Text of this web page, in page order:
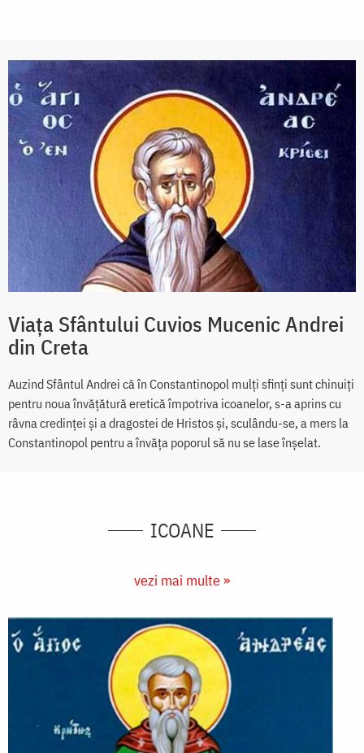
Viața Sfântului Cuvios Mucenic Andrei
din Creta
Auzind Sfântul Andrei că în Constantinopol mulți sfinți sunt chinuiți
pentru noua învățătură eretică împotriva icoanelor, s-a aprins cu
râvna credinței și a dragostei de Hristos și, sculându-se, a mers la
Constantinopol pentru a învăța poporul să nu se lase înșelat.
ICOANE
vezi mai multe »